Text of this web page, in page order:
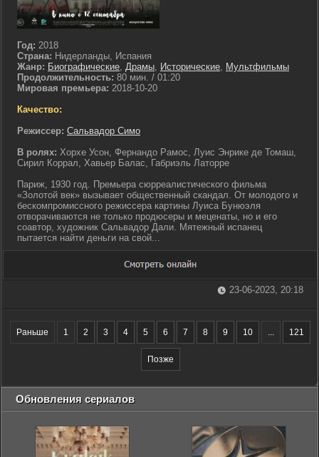
Год: 2018
Страна: Нидерланды, Испания
Жанр: Биографические, Драмы, Исторические, Мультфильмы
Продолжительность: 80 мин. / 01:20
Мировая премьера: 2018-10-20
Качество:
Режиссер: Сальвадор Симо
В ролях: Хорхе Усон, Фернандо Рамос, Луис Энрике де Томаш,
Сирил Коррал, Хавьер Балас, Габриэль Латорре
Париж, 1930 год. Премьера сюрреалистического фильма
«Золотой век» вызывает общественный скандал. От молодого и
бескомпромиссного режиссера картины Луиса Бунюэля
отворачиваются не только продюсеры и меценаты, но и его
соавтор, художник Сальвадор Дали. Мятежный испанец
пытается найти деньги на свой...
23-06-2023, 20:18
Раньше 1 2 3 4 5 6 7 8 9 10 ... 121
Позже
Обновления сериалов